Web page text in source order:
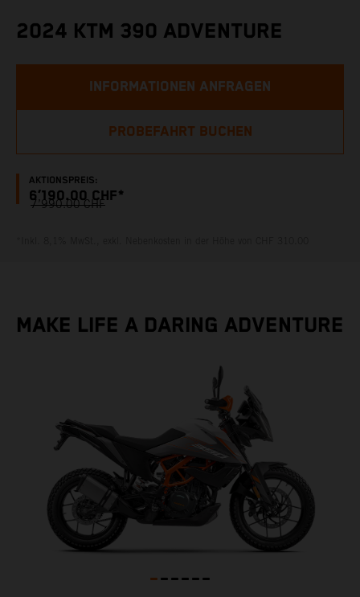
2024 KTM 390 ADVENTURE
AKTIONSPREIS:
6’190.00 CHF*
7’990.00 CHF
INFORMATIONEN ANFRAGEN
PROBEFAHRT BUCHEN
MAKE LIFE A DARING ADVENTURE